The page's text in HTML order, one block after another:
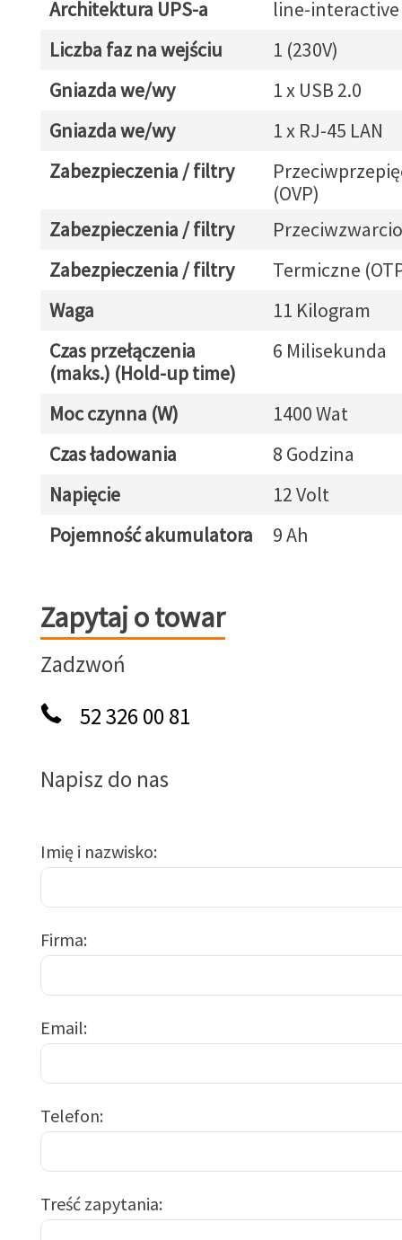
Architektura UPS-a
line-interactive
Liczba faz na wejściu
1 (230V)
Gniazda we/wy
1 x USB 2.0
Gniazda we/wy
1 x RJ-45 LAN
Zabezpieczenia / filtry
(OVP)
Zabezpieczenia / filtry
Zabezpieczenia / filtry
Termiczne
Waga
11 Kilogram
Czas przełączenia
(maks.) (Hold-up time)
6 Milisekunda
Moc czynna (W)
1400 Wat
Czas ładowania
8 Godzina
Napięcie
12 Volt
Pojemność akumulatora
9 Ah
Zapytaj o towar
Zapytaj o towar
Zadzwoń
52 326 00 81
Napisz do nas
Imię i nazwisko
Firma
Email
Telefon
Treść zapytania